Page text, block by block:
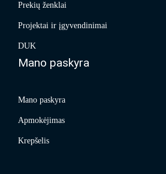
Prekių ženklai
Projektai ir įgyvendinimai
DUK
Mano paskyra
Mano paskyra
Apmokėjimas
Krepšelis